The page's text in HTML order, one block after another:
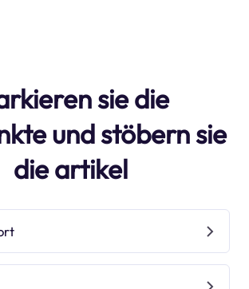
sie die
und stöbern sie
die artikel